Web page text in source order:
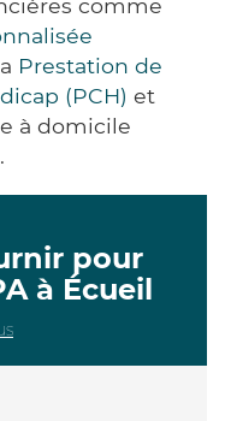
comme
Prestation de
(PCH) et
à domicile
pour
à Écueil